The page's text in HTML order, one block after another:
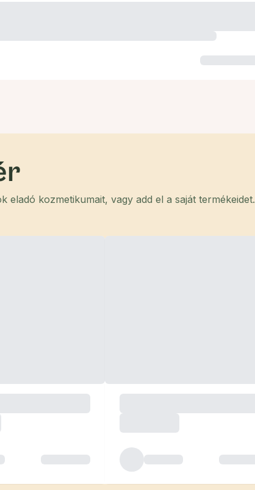
eladó kozmetikumait, vagy add el a saját termékeidet.